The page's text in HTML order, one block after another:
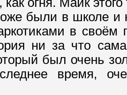
были в школе и
в
ни за что
был очень
время,